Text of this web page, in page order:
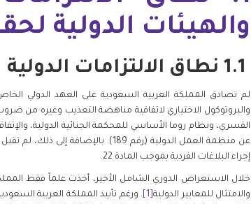
فلسطين
قطر
السعودية
السودان
سوريا
والهيئات الدولية
لم تصادق المملكة العربية السعودية على العهد الدولي
والبروتوكول الاختياري لاتفاقية مناهضة التعذيب وغيره من
القسري، ونظام روما الأساسي للمحكمة الجنائية الدولية،
إجراء البلاغات الفردية بموجب المادة 22.
خلال الاستعراض الدوري الشامل الأخير، أخذت علماً فقط
والامتثال للمعايير الدولية[1]
. ورغم تأييد المملكة العربية